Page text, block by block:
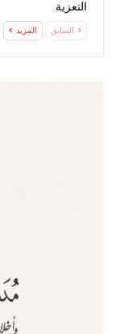
التعزية
السابق المزيد